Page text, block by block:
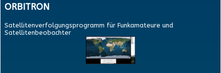
E-MAIL AN UNS
ORBITRON
Satellitenverfolgungsprogramm für Funkamateure und
Satellitenbeobachter